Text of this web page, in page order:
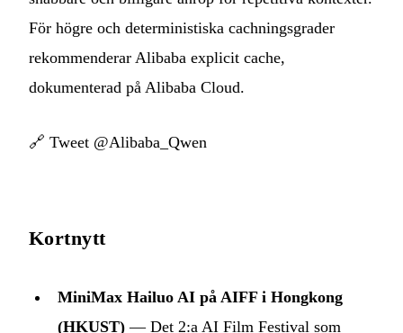
För högre och deterministiska cachningsgrader
rekommenderar Alibaba explicit cache,
dokumenterad på Alibaba Cloud.
🔗 Tweet @Alibaba_Qwen
Kortnytt
MiniMax Hailuo AI på AIFF i Hongkong
(HKUST) — Det 2:a AI Film Festival som